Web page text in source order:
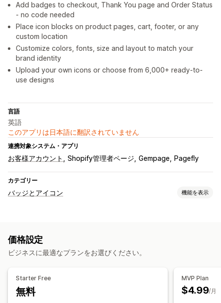
Add badges to checkout, Thank You page and Order Status
- no code needed
Place icon blocks on product pages, cart, footer, or any
custom location
Customize colors, fonts, size and layout to match your
brand identity
Upload your own icons or choose from 6,000+ ready-to-
use designs
言語
英語
このアプリは日本語に翻訳されていません
連携対象システム・アプリ
お客様アカウント Shopify管理者ページ Gempage Pagefly
カテゴリー
バッジとアイコン 機能を表示
配送 SNS
スタイル
ファイルのアップロード
モバイル対応
価格設定
ビジネスに最適なプランをお選びください。
Starter Free
無料
MVP Plan
$4.99/月